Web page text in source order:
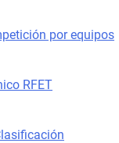
por equipos
RFET